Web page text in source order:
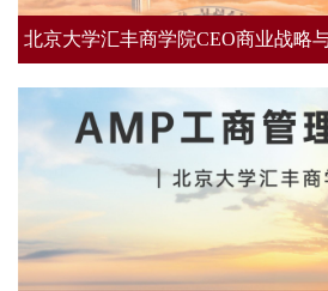
北京大学汇丰商学院CEO商业战略